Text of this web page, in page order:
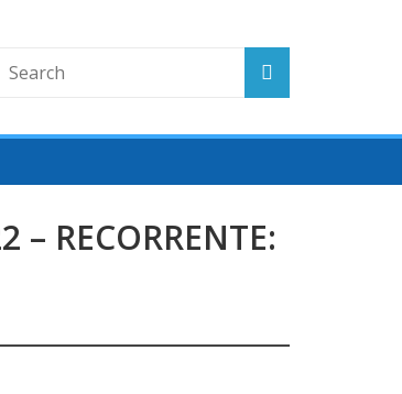
– RECORRENTE: